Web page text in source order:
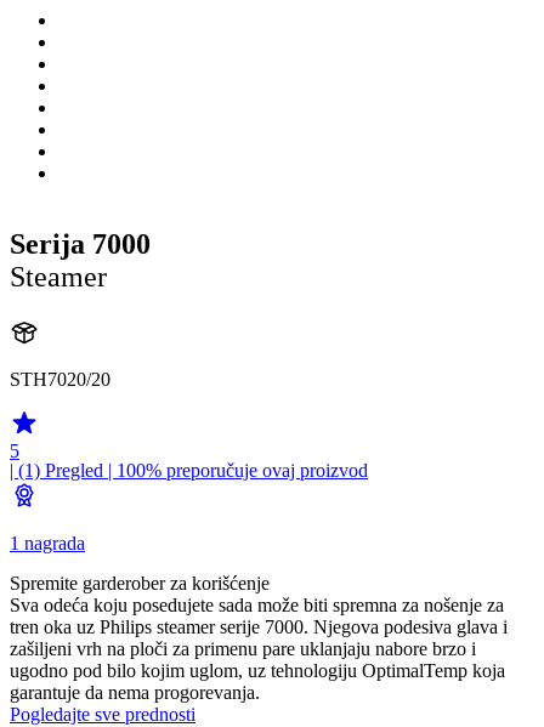
Serija 7000
Steamer
STH7020/20
5
| (1) Pregled | 100% preporučuje ovaj proizvod
1 nagrada
Spremite garderober za korišćenje
Sva odeća koju posedujete sada može biti spremna za nošenje za
tren oka uz Philips steamer serije 7000. Njegova podesiva glava i
zašiljeni vrh na ploči za primenu pare uklanjaju nabore brzo i
ugodno pod bilo kojim uglom, uz tehnologiju OptimalTemp koja
garantuje da nema progorevanja.
Pogledajte sve prednosti